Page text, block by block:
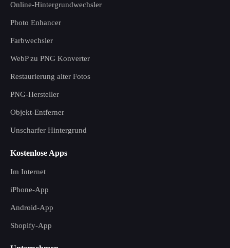
Online-Hintergrundwechsler
Photo Enhancer
Farbwechsler
WebP zu PNG Konverter
Restaurierung alter Fotos
PNG-Hersteller
Objekt-Entferner
Unscharfer Hintergrund
Kostenlose Apps
Im Internet
iPhone-App
Android-App
Shopify-App